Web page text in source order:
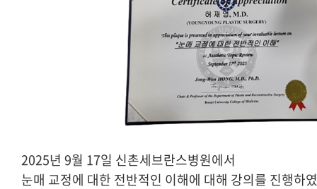
2025년 9월 17일 신촌세브란스병원에서
눈매 교정에 대한 전반적인 이해에 대해 강의를 진행하